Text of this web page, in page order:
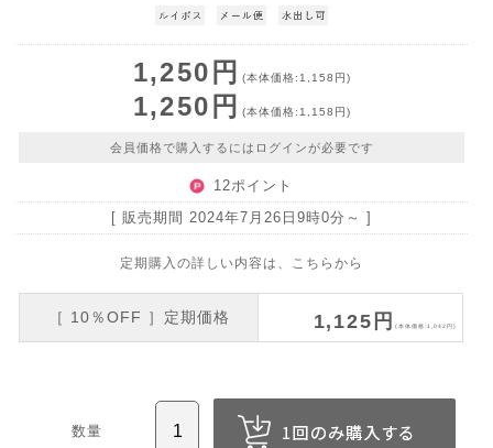
1,250円 (本体価格:1,158円)
1,250円 (本体価格:1,158円)
会員価格で購入するにはログインが必要です
12ポイント
[ 販売期間2024年7月26日9時0分 ～ ]
定期購入の詳しい内容は、こちらから
［ 10％OFF ］定期価格 1,125円 (本体価格:1,042円)
数量